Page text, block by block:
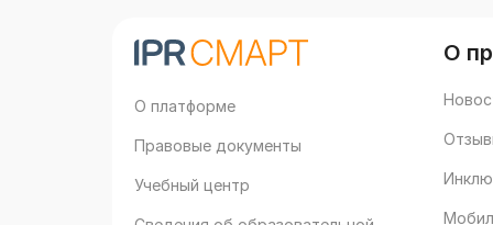
О платформе
Правовые документы
Учебный центр
О